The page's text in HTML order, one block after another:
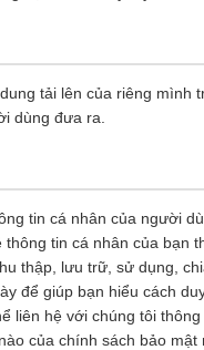
tải lên của riêng
dùng đưa ra.
tin cá nhân của người
tin cá nhân của bạn
thập, lưu trữ, sử dụng,
để giúp bạn hiểu cách
liên hệ với chúng tôi
của chính sách bảo